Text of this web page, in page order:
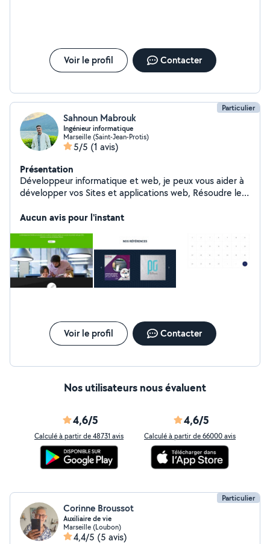
Voir le profil Contacter
Particulier
Sahnoun Mabrouk
Ingénieur informatique
Marseille (Saint-Jean-Protis)
5/5 (1 avis)
Présentation
Développeur informatique et web, je peux vous aider à
développer vos Sites et applications web, Résoudre les
Aucun avis pour l'instant
Voir le profil Contacter
Nos utilisateurs nous évaluent
4,6/5
Calculé à partir de 48731 avis
4,6/5
Calculé à partir de 66000 avis
Particulier
Corinne Broussot
Auxiliaire de vie
Marseille (Loubon)
4,4/5 (5 avis)